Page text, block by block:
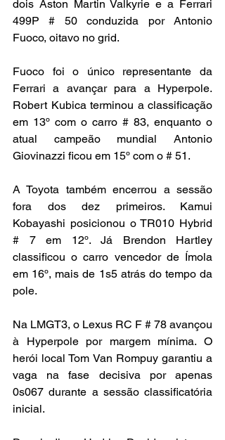
dois Aston Martin Valkyrie e a Ferrari
499P # 50 conduzida por Antonio
Fuoco, oitavo no grid.
Fuoco foi o único representante da
Ferrari a avançar para a Hyperpole.
Robert Kubica terminou a classificação
em 13º com o carro # 83, enquanto o
atual campeão mundial Antonio
Giovinazzi ficou em 15º com o # 51.
A Toyota também encerrou a sessão
fora dos dez primeiros. Kamui
Kobayashi posicionou o TR010 Hybrid
# 7 em 12º. Já Brendon Hartley
classificou o carro vencedor de Ímola
em 16º, mais de 1s5 atrás do tempo da
pole.
Na LMGT3, o Lexus RC F # 78 avançou
à Hyperpole por margem mínima. O
herói local Tom Van Rompuy garantiu a
vaga na fase decisiva por apenas
0s067 durante a sessão classificatória
inicial.